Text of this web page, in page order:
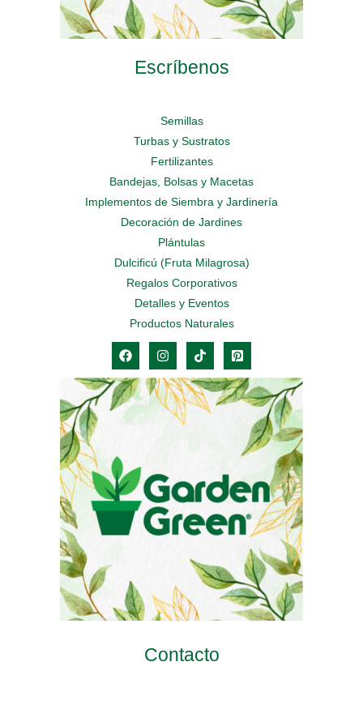
Escríbenos
Semillas
Turbas y Sustratos
Fertilizantes
Bandejas, Bolsas y Macetas
Implementos de Siembra y Jardinería
Decoración de Jardines
Plántulas
Dulcificú (Fruta Milagrosa)
Regalos Corporativos
Detalles y Eventos
Productos Naturales
Contacto